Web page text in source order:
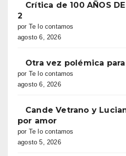
Crítica de 100 AÑOS
2
por Te lo contamos
agosto 6, 2026
Otra vez polémica
por Te lo contamos
agosto 6, 2026
Cande Vetrano y
por amor
por Te lo contamos
agosto 5, 2026